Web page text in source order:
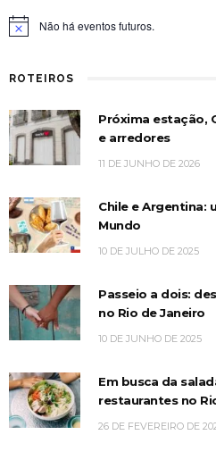
Notice Não há eventos futuros.
ROTEIROS
Próxima estação,
e arredores
11 DE JUNHO DE 2026
Chile e Argentina:
Mundo
10 DE JULHO DE 2025
Passeio a dois:
no Rio de Janeiro
10 DE JUNHO DE 2025
Em busca da
restaurantes no
26 DE FEVEREIRO DE